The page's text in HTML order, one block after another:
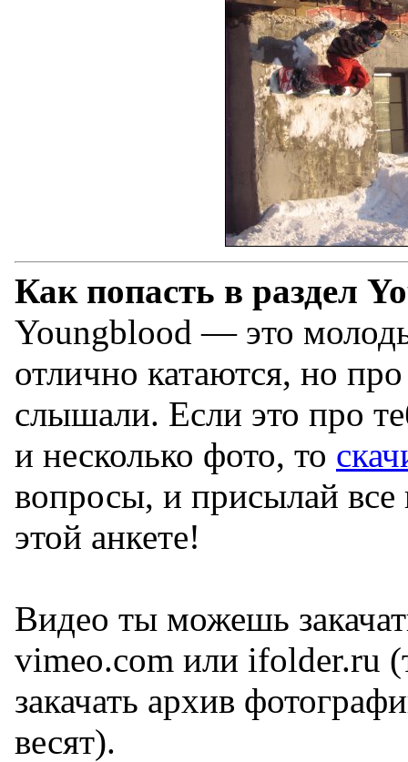
Как попасть в раздел
Youngblood — это
отлично катаются, но
слышали. Если это про
и несколько фото, то
вопросы, и присылай все
этой анкете!
Видео ты можешь
vimeo.com или ifolder.ru
закачать архив
весят).